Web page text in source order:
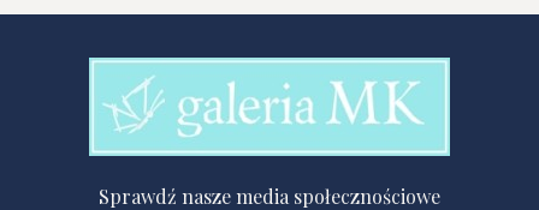
Sprawdź nasze media społecznościowe